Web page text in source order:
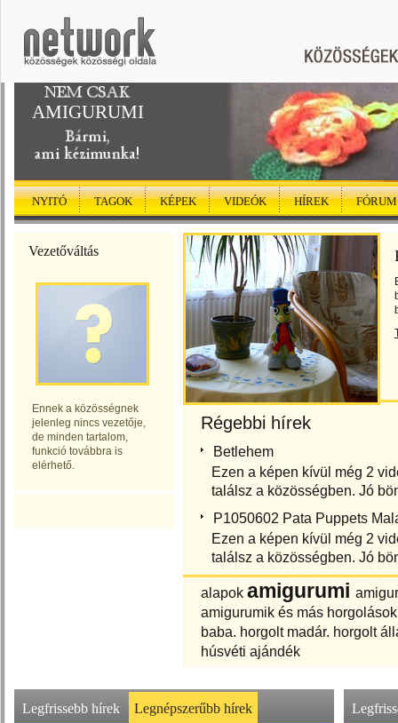
AMIGURUMI
NYITÓ TAGOK KÉPEK VIDEÓK HÍREK FÓRUM
Vezetőváltás
Ennek a közösségnek
jelenleg nincs vezetője,
de minden tartalom,
funkció továbbra is
elérhető.
Régebbi hírek
Betlehem
Ezen a képen kívül még 2
találsz a közösségben. Jó
P1050602 Pata Puppets
Ezen a képen kívül még 2
találsz a közösségben. Jó
alapok amigurumi
amigurumik és más horgolások
baba. horgolt madár. horgolt
húsvéti ajándék
Legfrissebb hírek Legnépszerűbb hírek